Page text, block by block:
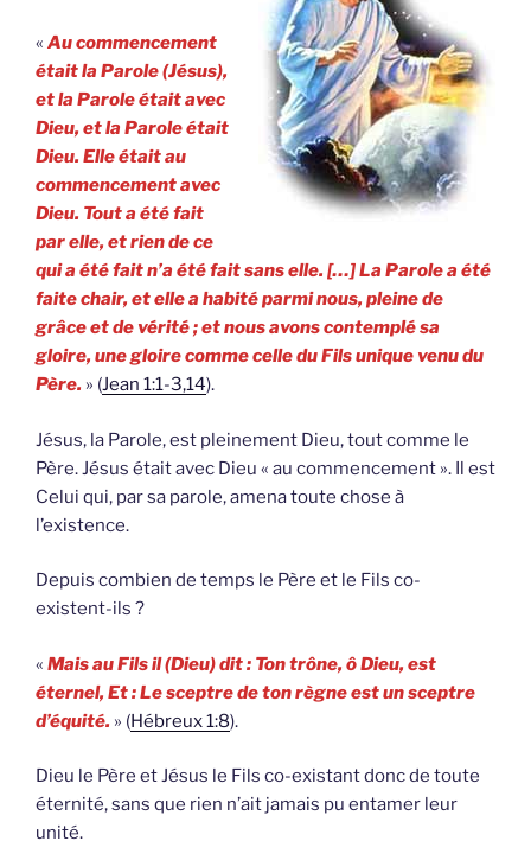
« Au commencement
était la Parole (Jésus),
et la Parole était avec
Dieu, et la Parole était
Dieu. Elle était au
commencement avec
Dieu. Tout a été fait
par elle, et rien de ce
qui a été fait n’a été fait sans elle. […] La Parole a été
faite chair, et elle a habité parmi nous, pleine de
grâce et de vérité ; et nous avons contemplé sa
gloire, une gloire comme celle du Fils unique venu du
Père. » (Jean 1:1-3,14).
Jésus, la Parole, est pleinement Dieu, tout comme le
Père. Jésus était avec Dieu « au commencement ». Il est
Celui qui, par sa parole, amena toute chose à
l’existence.
Depuis combien de temps le Père et le Fils co-
existent-ils ?
« Mais au Fils il (Dieu) dit : Ton trône, ô Dieu, est
éternel, Et : Le sceptre de ton règne est un sceptre
d’équité. » (Hébreux 1:8).
Dieu le Père et Jésus le Fils co-existant donc de toute
éternité, sans que rien n’ait jamais pu entamer leur
unité.